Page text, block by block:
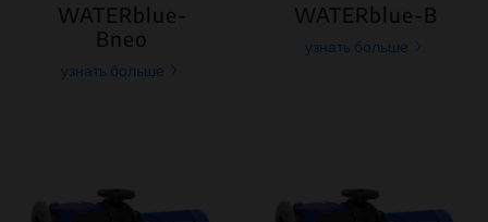
WATERblue-
Bneo
узнать больше
WATERblue-B
узнать больше